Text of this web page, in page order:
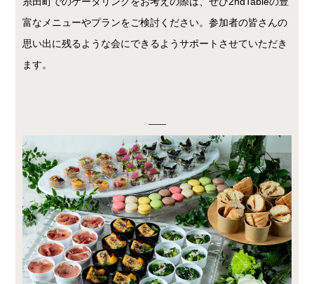
富なメニューやプランをご検討ください。参加者の皆さんの
思い出に残るような会にできるようサポートさせていただき
ます。